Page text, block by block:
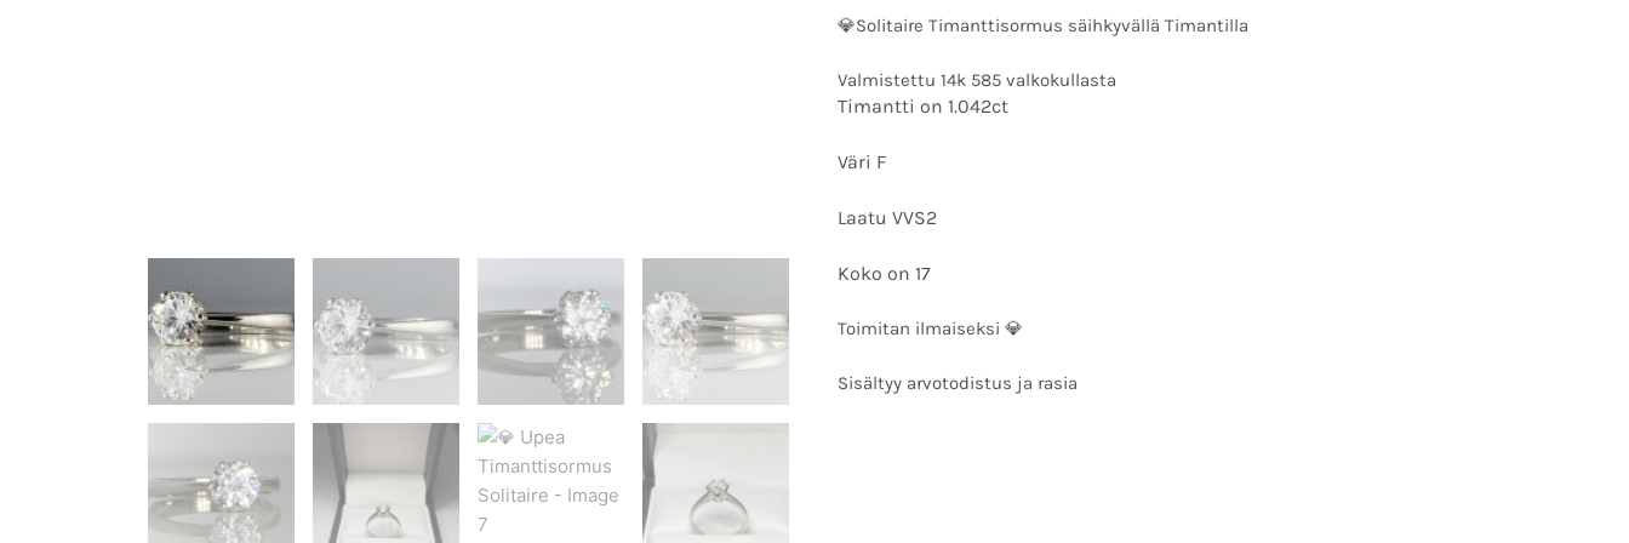
💎Solitaire Timanttisormus säihkyvällä Timantilla
Valmistettu 14k 585 valkokullasta
Timantti on 1.042ct
Väri F
Laatu VVS2
Koko on 17
Toimitan ilmaiseksi 💎
Sisältyy arvotodistus ja rasia